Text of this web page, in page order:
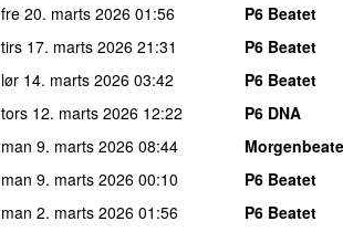
fre 20. marts 2026 01:56
P6 Beatet
tirs 17. marts 2026 21:31
P6 Beatet
lør 14. marts 2026 03:42
P6 Beatet
tors 12. marts 2026 12:22
P6 DNA
man 9. marts 2026 08:44
man 9. marts 2026 00:10
P6 Beatet
man 2. marts 2026 01:56
P6 Beatet